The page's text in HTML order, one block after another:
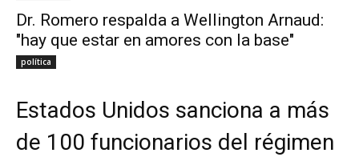
Dr. Romero respalda a Wellington Arnaud:
"hay que estar en amores con la base"
política
Estados Unidos sanciona a más
de 100 funcionarios del régimen